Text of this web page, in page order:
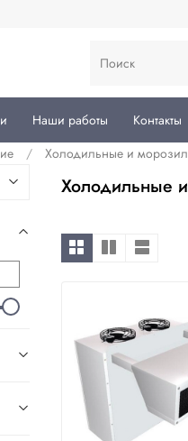
Наши работы Контакты
Холодильные и
Холодильные